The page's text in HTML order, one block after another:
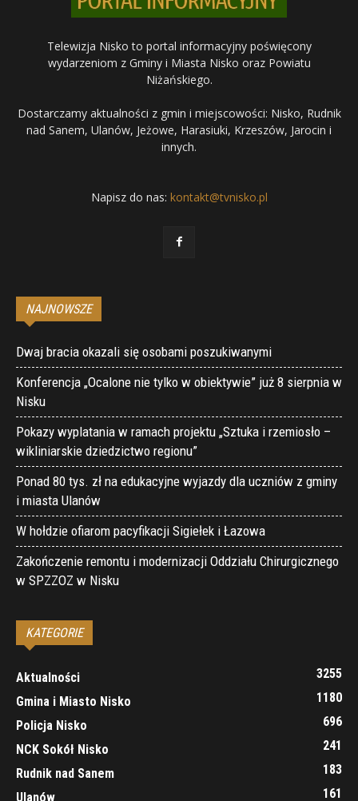
Telewizja Nisko to portal informacyjny poświęcony
wydarzeniom z Gminy i Miasta Nisko oraz Powiatu
Niżańskiego.
Dostarczamy aktualności z gmin i miejscowości: Nisko, Rudnik
nad Sanem, Ulanów, Jeżowe, Harasiuki, Krzeszów, Jarocin i
innych.
Napisz do nas: kontakt@tvnisko.pl
NAJNOWSZE
Dwaj bracia okazali się osobami poszukiwanymi
Konferencja „Ocalone nie tylko w obiektywie” już 8 sierpnia w
Nisku
Pokazy wyplatania w ramach projektu „Sztuka i rzemiosło –
wikliniarskie dziedzictwo regionu”
Ponad 80 tys. zł na edukacyjne wyjazdy dla uczniów z gminy
i miasta Ulanów
W hołdzie ofiarom pacyfikacji Sigiełek i Łazowa
Zakończenie remontu i modernizacji Oddziału Chirurgicznego
w SPZZOZ w Nisku
KATEGORIE
Aktualności
3255
Gmina i Miasto Nisko
1180
Policja Nisko
696
NCK Sokół Nisko
241
Rudnik nad Sanem
183
Ulanów
161